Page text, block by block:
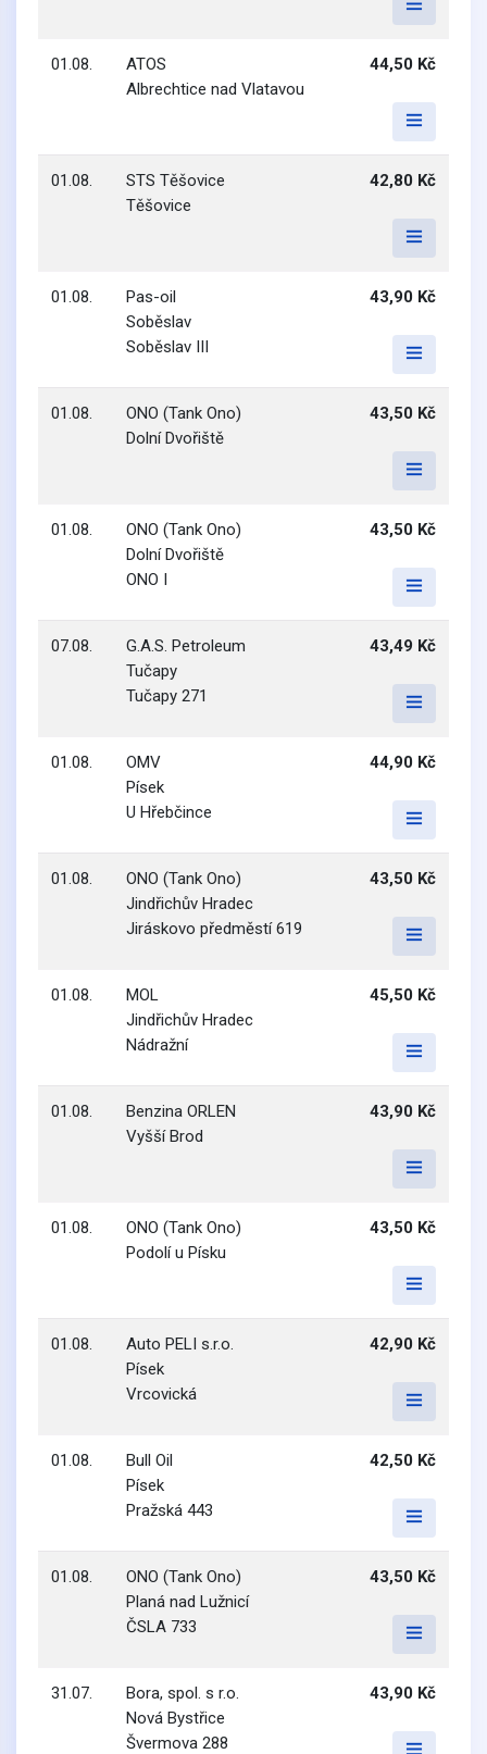
01.08.
ATOS
Albrechtice nad Vlatavou
44,50 Kč
01.08.
STS Těšovice
Těšovice
42,80 Kč
01.08.
Pas-oil
Soběslav
Soběslav III
43,90 Kč
01.08.
ONO (Tank Ono)
Dolní Dvořiště
43,50 Kč
01.08.
ONO (Tank Ono)
Dolní Dvořiště
ONO I
43,50 Kč
07.08.
G.A.S. Petroleum
Tučapy
Tučapy 271
43,49 Kč
01.08.
OMV
Písek
U Hřebčince
44,90 Kč
01.08.
ONO (Tank Ono)
Jindřichův Hradec
Jiráskovo předměstí 619
43,50 Kč
01.08.
MOL
Jindřichův Hradec
Nádražní
45,50 Kč
01.08.
Benzina ORLEN
Vyšší Brod
43,90 Kč
01.08.
ONO (Tank Ono)
Podolí u Písku
43,50 Kč
01.08.
Auto PELI s.r.o.
Písek
Vrcovická
42,90 Kč
01.08.
Bull Oil
Písek
Pražská 443
42,50 Kč
01.08.
ONO (Tank Ono)
Planá nad Lužnicí
ČSLA 733
43,50 Kč
31.07.
Bora, spol. s r.o.
Nová Bystřice
Švermova 288
43,90 Kč